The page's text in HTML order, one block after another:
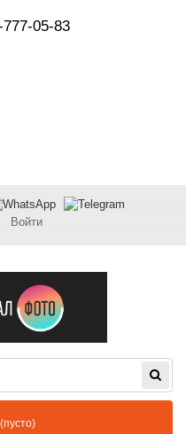
05-83
Войти
(пусто)